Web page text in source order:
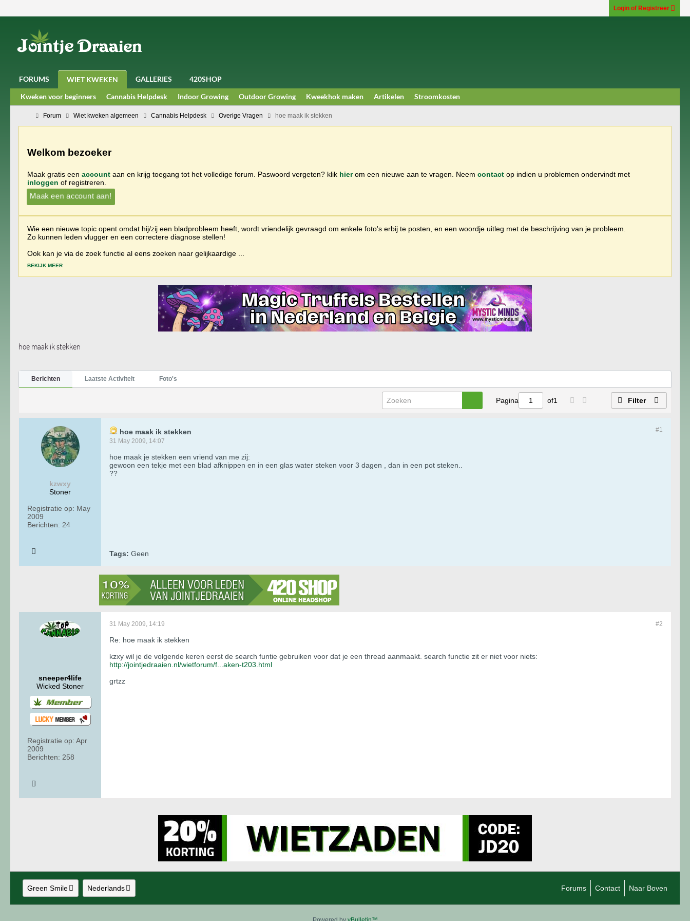
Login of Registreer
FORUMS WIET KWEKEN GALLERIES
420SHOP
Kweken voor beginners
Cannabis Helpdesk Indoor Growing Outdoor Growing Kweekhok maken Artikelen Stroomkosten
Forum Wiet kweken algemeen Cannabis Helpdesk Overige Vragen hoe maak ik stekken
Welkom bezoeker
Maak gratis een account aan en krijg toegang tot het volledige forum. Paswoord vergeten? klik hierom een nieuwe aan te vragen. Neem contact op indien u problemen ondervindt met
inloggen of registreren.
Maak een account aan!
Wie een nieuwe topic opent omdat hij/zij een bladprobleem heeft, wordt vriendelijk gevraagd om enkele foto's erbij te posten, en een woordje uitleg met de beschrijving van je probleem.
Zo kunnen leden vlugger en een correctere diagnose stellen!
Ook kan je via de zoek functie al eens zoeken naar gelijkaardige
BEKIJK MEER
hoe maak ik stekken
Berichten Laatste Activiteit Foto's
Pagina of1 Filter
kzwxy
Stoner
Registratie op: May
2009
Berichten: 24
#1
hoe maak ik stekken
31 May 2009, 14:07
hoe maak je stekken een vriend van me zij:
gewoon een tekje met een blad afknippen en in een glas water steken voor 3 dagen , dan in een pot steken..
??
Tags: Geen
sneeper4life
Wicked Stoner
Registratie op: Apr
2009
Berichten: 258
#2
31 May 2009, 14:19
Re: hoe maak ik stekken
kzxy wil je de volgende keren eerst de search funtie gebruiken voor dat je een thread aanmaakt. search functie zit er niet voor niets:
http://jointjedraaien.nl/wietforum/f...aken-t203.html
grtzz
Green Smile Nederlands Forums Contact Naar Boven